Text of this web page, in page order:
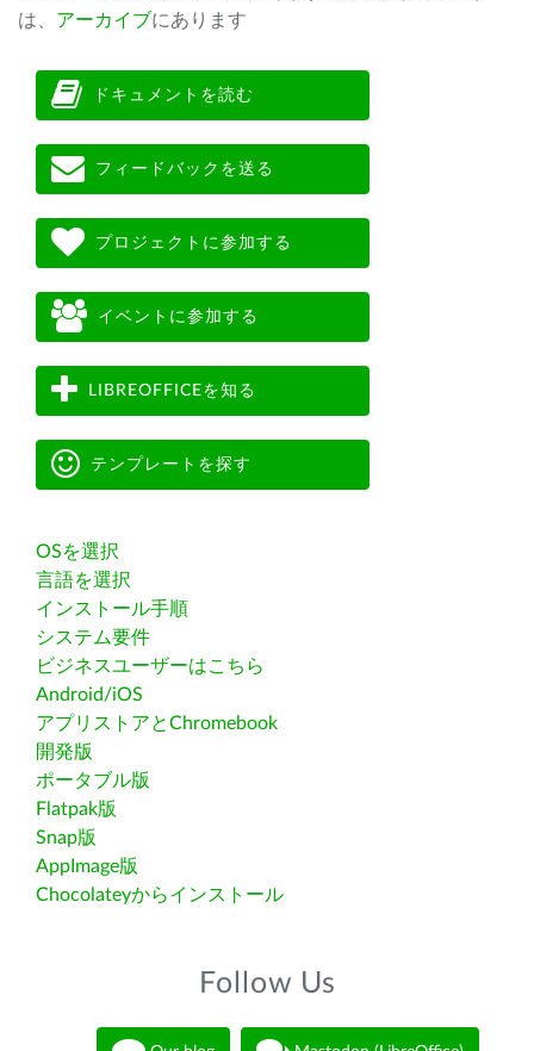
は、 アーカイブにあります
ドキュメントを読む
フィードバックを送る
プロジェクトに参加する
イベントに参加する
LIBREOFFICEを知る
テンプレートを探す
OSを選択
言語を選択
インストール手順
システム要件
ビジネスユーザーはこちら
Android/iOS
アプリストアとChromebook
開発版
ポータブル版
Flatpak版
Snap版
AppImage版
Chocolateyからインストール
Follow Us